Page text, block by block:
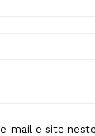
mail e site